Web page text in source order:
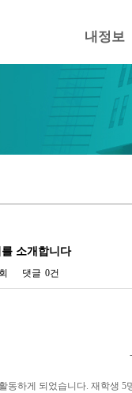
내정보
소개합니다
댓글 0건
동하게 되었습니다. 재학생